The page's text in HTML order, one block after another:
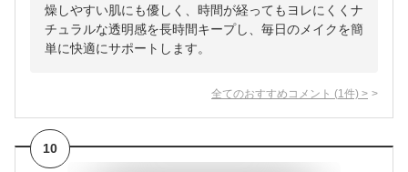
燥しやすい肌にも優しく、時間が経ってもヨレにくくナ
チュラルな透明感を長時間キープし、毎日のメイクを簡
単に快適にサポートします。
全てのおすすめコメント (1 件) >
10